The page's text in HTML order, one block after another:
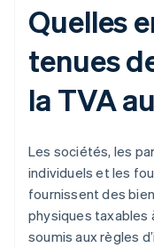
Quelles
tenues
la TVA
Les sociétés, les
individuels et les
fournissent des
physiques taxables
soumis aux règles